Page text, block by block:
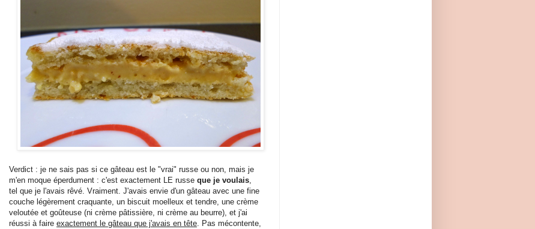
Verdict : je ne sais pas si ce gâteau est le "vrai" russe ou non, mais je
m'en moque éperdument : c'est exactement LE russe que je voulais,
tel que je l'avais rêvé. Vraiment. J'avais envie d'un gâteau avec une fine
couche légèrement craquante, un biscuit moelleux et tendre, une crème
veloutée et goûteuse (ni crème pâtissière, ni crème au beurre), et j'ai
réussi à faire exactement le gâteau que j'avais en tête. Pas mécontente,